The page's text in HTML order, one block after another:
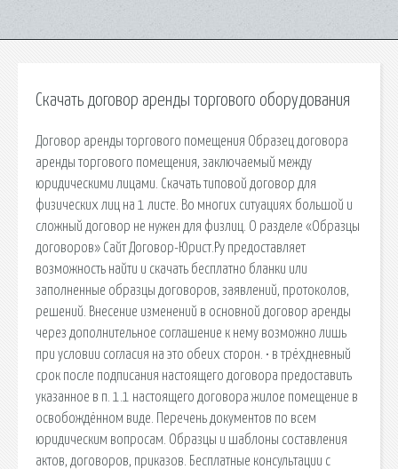
Скачать договор аренды торгового оборудования
Договор аренды торгового помещения Образец договора
аренды торгового помещения, заключаемый между
юридическими лицами. Скачать типовой договор для
физических лиц на 1 листе. Во многих ситуациях большой и
сложный договор не нужен для физлиц. О разделе «Образцы
договоров» Сайт Договор-Юрист.Ру предоставляет
возможность найти и скачать бесплатно бланки или
заполненные образцы договоров, заявлений, протоколов,
решений. Внесение изменений в основной договор аренды
через дополнительное соглашение к нему возможно лишь
при условии согласия на это обеих сторон. • в трёхдневный
срок после подписания настоящего договора предоставить
указанное в п. 1.1 настоящего договора жилое помещение в
освобождённом виде. Перечень документов по всем
юридическим вопросам. Образцы и шаблоны составления
актов, договоров, приказов. Бесплатные консультации с